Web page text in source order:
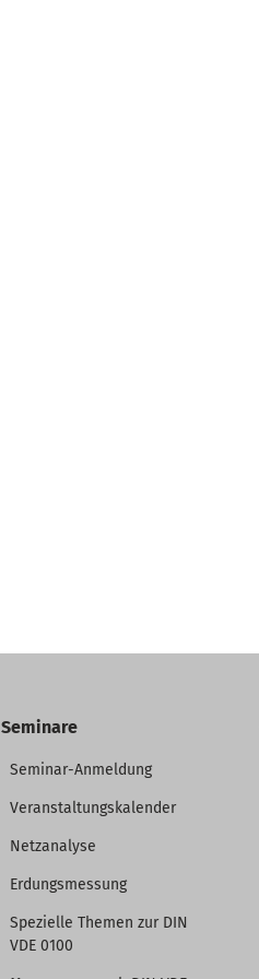
Seminare
Seminar-Anmeldung
Veranstaltungskalender
Netzanalyse
Erdungsmessung
Spezielle Themen zur DIN
VDE 0100